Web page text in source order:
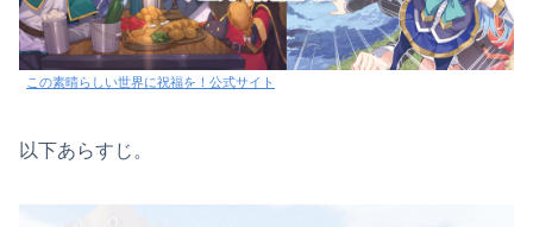
この素晴らしい世界に祝福を！公式サイト
以下あらすじ。